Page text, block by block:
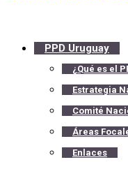
PPD Uruguay
¿Qué es el
Estrategia
Comité
Áreas
Enlaces